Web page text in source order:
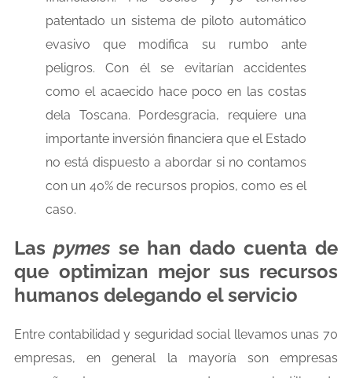
patentado un sistema de piloto automático
evasivo que modifica su rumbo ante
peligros. Con él se evitarían accidentes
como el acaecido hace poco en las costas
dela Toscana. Pordesgracia, requiere una
importante inversión financiera que el Estado
no está dispuesto a abordar si no contamos
con un 40% de recursos propios, como es el
caso.
Las pymes se han dado cuenta de
que optimizan mejor sus recursos
humanos delegando el servicio
Entre contabilidad y seguridad social llevamos unas 70
empresas, en general la mayoría son empresas